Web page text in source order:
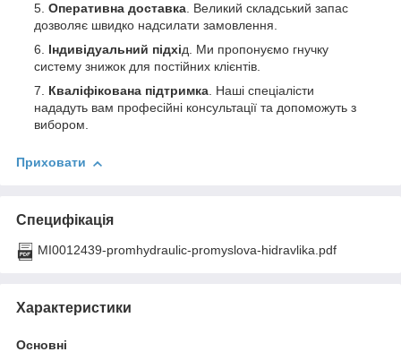
Оперативна доставка. Великий складський запас
дозволяє швидко надсилати замовлення.
Індивідуальний підхід. Ми пропонуємо гнучку
систему знижок для постійних клієнтів.
Кваліфікована підтримка. Наші спеціалісти
нададуть вам професійні консультації та допоможуть з
вибором.
Приховати
Специфікація
MI0012439-promhydraulic-promyslova-hidravlika.pdf
Характеристики
Основні